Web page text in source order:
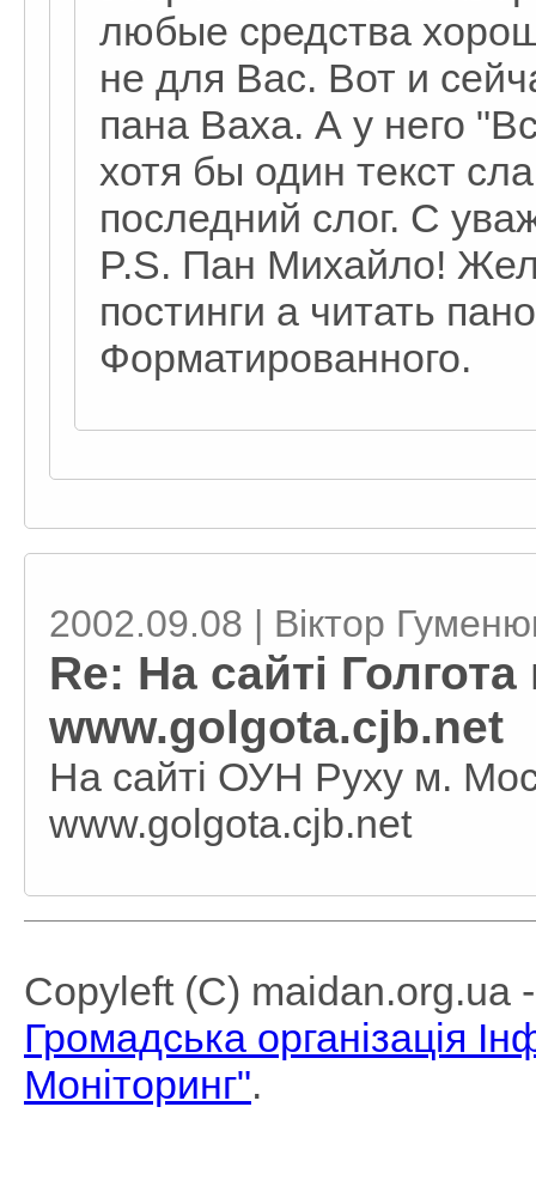
любые средства
не для Вас. Вот и
пана Ваха. А у него
хотя бы один текст
последний слог. С
P.S. Пан Михайло!
постинги а читать
Форматированного.
2002.09.08 | Віктор
Re: На сайті
www.golgota.cjb.net
На сайті ОУН Руху м.
www.golgota.cjb.net
Copyleft (C) maidan.org.ua
Громадська організація
Моніторинг".